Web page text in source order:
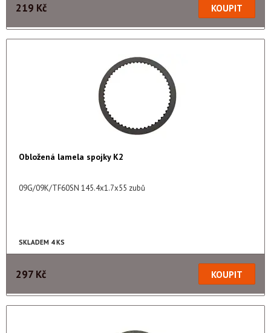
219 Kč
Obložená lamela spojky K2
09G/09K/TF60SN 145.4x1.7x55 zubů
SKLADEM 4 KS
297 Kč